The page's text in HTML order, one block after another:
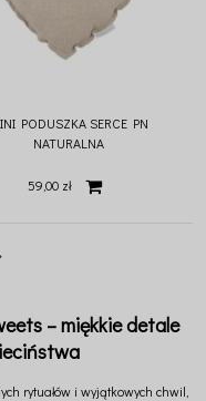
PODUSZKA SERCE PN
NATURALNA
59,00 zł
– miękkie detale
rytuałów i wyjątkowych chwil,